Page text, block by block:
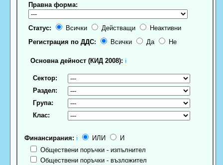
Правна форма:
Статус: Всички Действащи
Неактивни
Регистрация по ДДС:
Всички Да Не
Основна дейност (КИД 2008): ℹ
Сектор:
Раздел:
Група:
Клас:
Финансирания: ℹ ИЛИ
И
Обществени поръчки - изпълнител
Обществени поръчки - възложител